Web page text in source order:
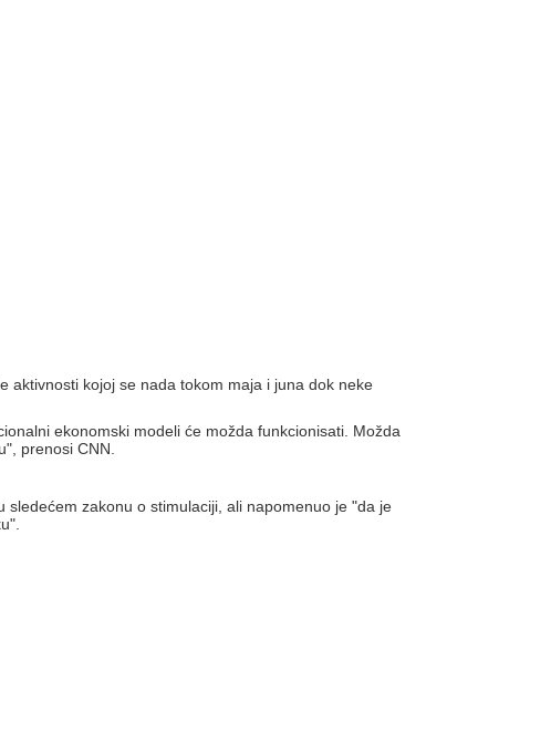
aktivnosti kojoj se nada tokom maja i juna dok neke
ekonomski modeli će možda funkcionisati. Možda
prenosi CNN.
zakonu o stimulaciji, ali napomenuo je "da je